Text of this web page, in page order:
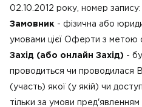
02.10.2012 року, номер
Замовник - фізична або
умовами цієї Оферти з метою
Захід (або онлайн Захід) -
проводиться чи проводилася
(участь) якої (у якій) чи
тільки за умови